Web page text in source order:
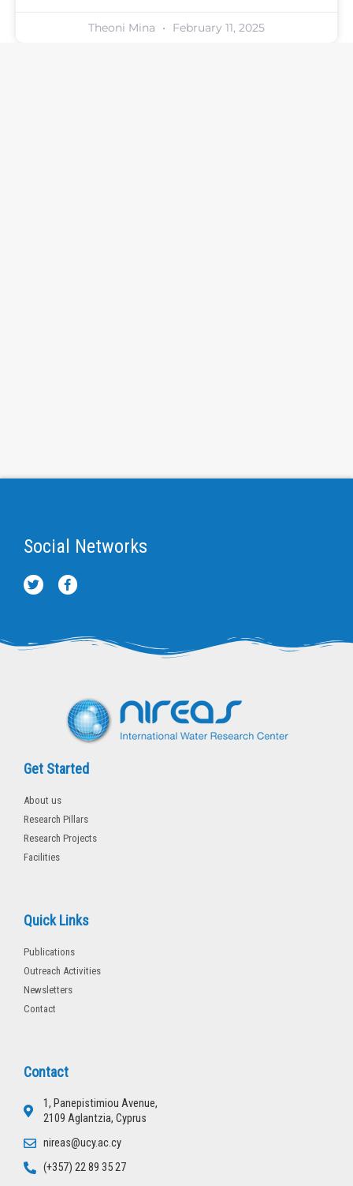
Theoni Mina February 11, 2025
Social Networks
T
w
r
F
a
o
Get Started
About us
Research Pillars
Research Projects
Facilities
Quick Links
Publications
Outreach Activities
Newsletters
Contact
Contact
1, Panepistimiou Avenue,
2109 Aglantzia, Cyprus
nireas@ucy.ac.cy
(+357) 22 89 35 27